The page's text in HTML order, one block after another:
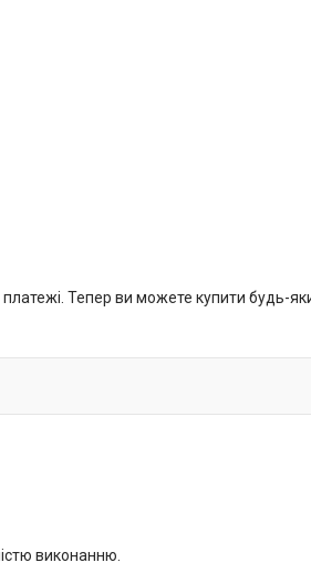
платежі. Тепер ви можете купити будь-
виконанню.